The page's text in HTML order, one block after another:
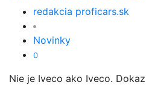
redakcia proficars.sk
Novinky
0
Nie je Iveco ako Iveco.